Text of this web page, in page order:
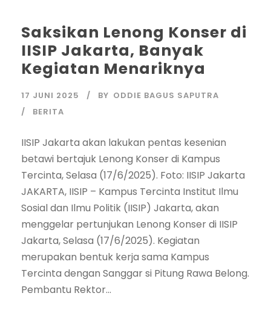
Saksikan Lenong Konser di
IISIP Jakarta, Banyak
Kegiatan Menariknya
17 JUNI 2025 BY ODDIE BAGUS SAPUTRA
BERITA
IISIP Jakarta akan lakukan pentas kesenian
betawi bertajuk Lenong Konser di Kampus
Tercinta, Selasa (17/6/2025). Foto: IISIP Jakarta
JAKARTA, IISIP – Kampus Tercinta Institut Ilmu
Sosial dan Ilmu Politik (IISIP) Jakarta, akan
menggelar pertunjukan Lenong Konser di IISIP
Jakarta, Selasa (17/6/2025). Kegiatan
merupakan bentuk kerja sama Kampus
Tercinta dengan Sanggar si Pitung Rawa Belong.
Pembantu Rektor...